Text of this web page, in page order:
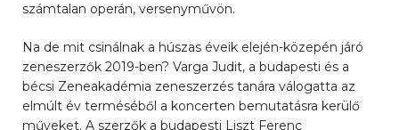
számtalan operán, versenyművön.
Na de mit csinálnak a húszas éveik elején-közepén járó
zeneszerzők 2019-ben? Varga Judit, a budapesti és a
bécsi Zeneakadémia zeneszerzés tanára válogatta az
elmúlt év terméséből a koncerten bemutatásra kerülő
műveket. A szerzők a budapesti Liszt Ferenc